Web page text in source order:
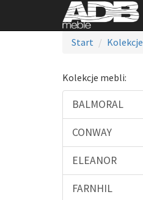
Start Kolekcje
Kolekcje mebli:
BALMORAL
CONWAY
ELEANOR
FARNHIL